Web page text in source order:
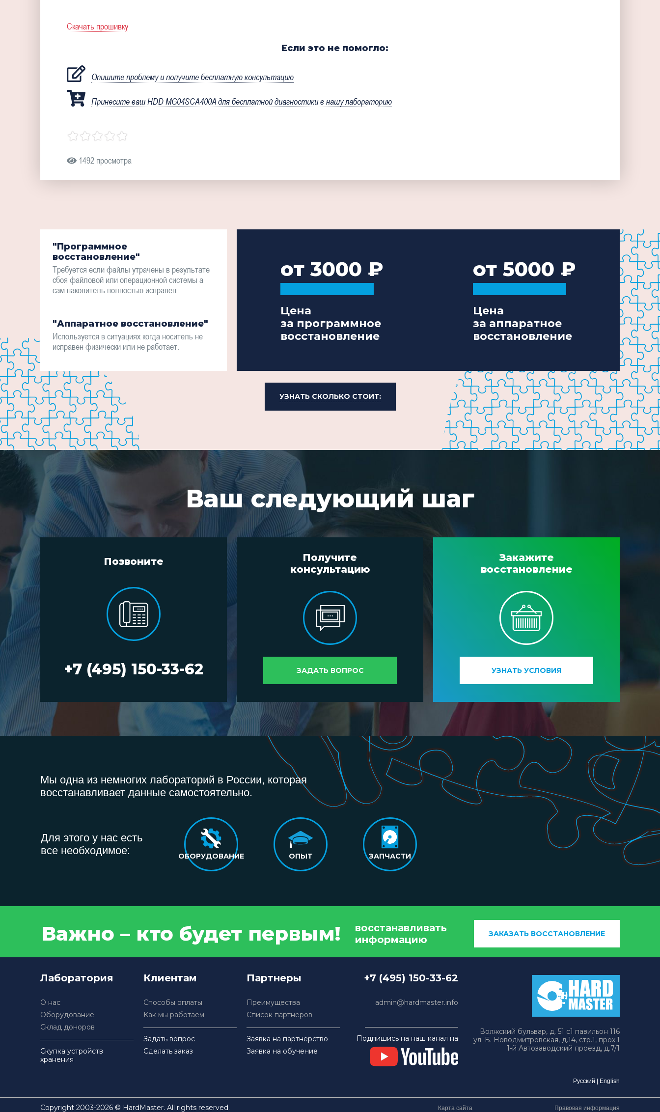
Скачать прошивку
Если это не помогло:
Опишите проблему и получите бесплатную консультацию
Принесите ваш HDD MG04SCA400A для бесплатной диагностики в нашу лабораторию
1492 просмотра
"Программное
восстановление"
Требуется если файлы утрачены в результате
сбоя файловой или операционной системы а
сам накопитель полностью исправен.
"Аппаратное восстановление"
Используется в ситуациях когда носитель не
исправен физически или не работает.
от 3000
Цена
за программное
восстановление
от 5000
Цена
за аппаратное
восстановление
УЗНАТЬ СКОЛЬКО СТОИТ:
Ваш следующий шаг
Позвоните
+7 (495) 150-33-62
Получите
консультацию
ЗАДАТЬ ВОПРОС
Закажите
восстановление
УЗНАТЬ УСЛОВИЯ
Мы одна из немногих лабораторий в России, которая
восстанавливает данные самостоятельно.
Для этого у нас есть
все необходимое:
ОБОРУДОВАНИЕ ОПЫТ ЗАПЧАСТИ
Важно – кто будет первым!
восстанавливать
информацию
ЗАКАЗАТЬ ВОССТАНОВЛЕНИЕ
Лаборатория
О нас
Оборудование
Склад доноров
Скупка устройств
хранения
Клиентам
Способы оплаты
Как мы работаем
Задать вопрос
Сделать заказ
Партнеры
Преимущества
Список партнёров
Заявка на партнерство
Заявка на обучение
+7 (495) 150-33-62
admin@hardmaster.info
Подпишись на наш канал на
Волжский бульвар, д. 51 с1 павильон 116
ул. Б. Новодмитровская, д.14, стр.1, прох.1
1-й Автозаводский проезд, д.7/1
Русский English
Copyright 2003-2026 © HardMaster. All rights reserved. Карта сайта Правовая информация